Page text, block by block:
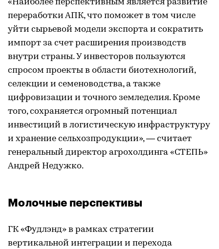
«Наиболее перспективным является развитие
переработки АПК, что поможет в том числе
уйти сырьевой модели экспорта и сократить
импорт за счет расширения производств
внутри страны. У инвесторов пользуются
спросом проекты в области биотехнологий,
селекции и семеноводства, а также
цифровизации и точного земледелия. Кроме
того, сохраняется огромный потенциал
инвестиций в логистическую инфраструктуру
и хранение сельхозпродукции», — считает
генеральный директор агрохолдинга «СТЕПЬ»
Андрей Недужко.
Молочные перспективы
ГК «Фудлэнд» в рамках стратегии
вертикальной интеграции и перехода